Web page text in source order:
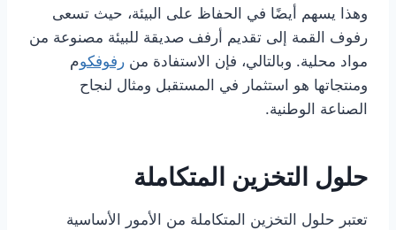
وهذا يسهم أيضًا في الحفاظ على البيئة، حيث تسعى
رفوف القمة إلى تقديم أرفف صديقة للبيئة مصنوعة من
مواد محلية. وبالتالي، فإن الاستفادة من رفوفكوم
ومنتجاتها هو استثمار في المستقبل ومثال لنجاح
الصناعة الوطنية.
حلول التخزين المتكاملة
تعتبر حلول التخزين المتكاملة من الأمور الأساسية